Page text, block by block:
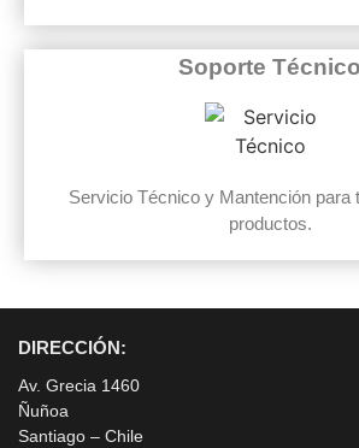
Soporte Técnico
Servicio Técnico y Mantención para
productos.
DIRECCIÓN:
Av. Grecia 1460
Ñuñoa
Santiago – Chile